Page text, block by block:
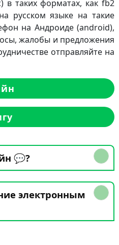
в таких форматах, как fb2
русском языке на такие
на Андроиде (android),
жалобы и предложения
отправляйте на
💬?
электронным